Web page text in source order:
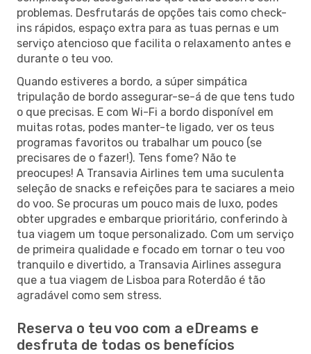
problemas. Desfrutarás de opções tais como check-
ins rápidos, espaço extra para as tuas pernas e um
serviço atencioso que facilita o relaxamento antes e
durante o teu voo.
Quando estiveres a bordo, a súper simpática
tripulação de bordo assegurar-se-á de que tens tudo
o que precisas. E com Wi-Fi a bordo disponível em
muitas rotas, podes manter-te ligado, ver os teus
programas favoritos ou trabalhar um pouco (se
precisares de o fazer!). Tens fome? Não te
preocupes! A Transavia Airlines tem uma suculenta
seleção de snacks e refeições para te saciares a meio
do voo. Se procuras um pouco mais de luxo, podes
obter upgrades e embarque prioritário, conferindo à
tua viagem um toque personalizado. Com um serviço
de primeira qualidade e focado em tornar o teu voo
tranquilo e divertido, a Transavia Airlines assegura
que a tua viagem de Lisboa para Roterdão é tão
agradável como sem stress.
Reserva o teu voo com a eDreams e
desfruta de todas os benefícios